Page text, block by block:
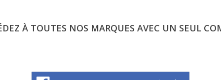
À TOUTES NOS MARQUES AVEC UN SEUL